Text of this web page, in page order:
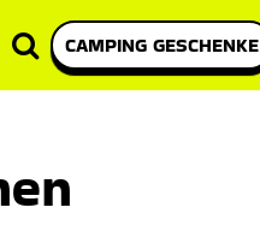
CAMPING GESCHENKE